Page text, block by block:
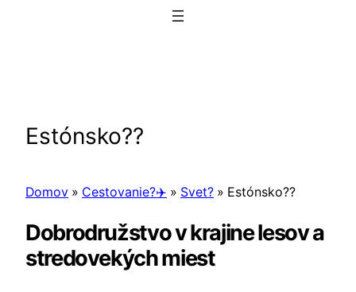
Estónsko??
Domov » Cestovanie?✈️ » Svet? » Estónsko??
Dobrodružstvo v krajine lesov a
stredovekých miest